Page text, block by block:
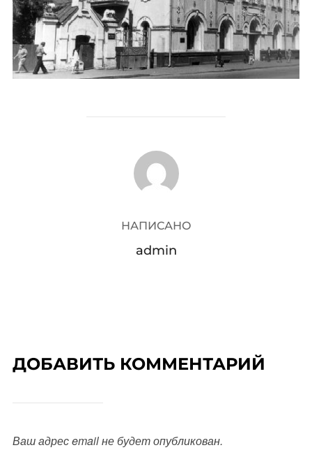
АВТОР ЗАПИСИ
НАПИСАНО
admin
ДОБАВИТЬ КОММЕНТАРИЙ
Ваш адрес email не будет опубликован.